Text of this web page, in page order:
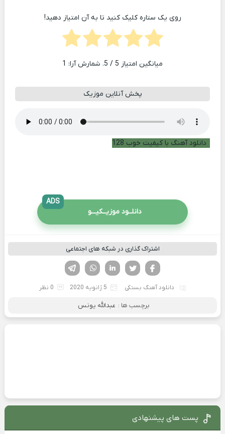
روی یک ستاره کلیک کنید تا به آن امتیاز دهید!
میانگین امتیاز 5 / 5. شمارش آرا: 1
پخش آنلاین موزیک
دانلود آهنگ با کیفیت خوب 128
دانلــود موزیــکیـــو
ADS
اشتراک گذاری در شبکه های اجتماعی
لینکدین تویتر
فیسوک
دانلود آهنگ بستکی 5 ژانویه 2020 0 نظر
برچسب ها : عبدالله یونس
پست های پیشنهادی